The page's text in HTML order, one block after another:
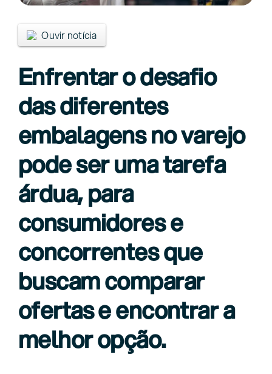
Ouvir notícia
Enfrentar o desafio
das diferentes
embalagens no varejo
pode ser uma tarefa
árdua, para
consumidores e
concorrentes que
buscam comparar
ofertas e encontrar a
melhor opção.